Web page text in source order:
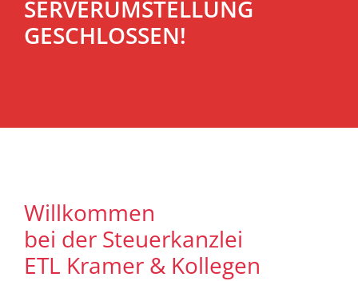
SERVERUMSTELLUNG
GESCHLOSSEN!
Willkommen
bei der Steuerkanzlei
ETL Kramer & Kollegen